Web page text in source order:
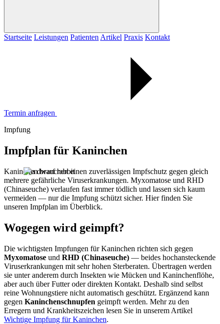
Startseite Leistungen Patienten Artikel Praxis Kontakt
Termin anfragen
Impfung
Impfplan für Kaninchen
Kaninchen brauchen einen zuverlässigen Impfschutz gegen gleich
mehrere gefährliche Viruserkrankungen. Myxomatose und RHD
(Chinaseuche) verlaufen fast immer tödlich und lassen sich kaum
vermeiden — nur die Impfung schützt sicher. Hier finden Sie
unseren Impfplan im Überblick.
Wogegen wird geimpft?
Die wichtigsten Impfungen für Kaninchen richten sich gegen
Myxomatose und RHD (Chinaseuche) — beides hochansteckende
Viruserkrankungen mit sehr hohen Sterberaten. Übertragen werden
sie unter anderem durch Insekten wie Mücken und Kaninchenflöhe,
aber auch über Futter oder direkten Kontakt. Deshalb sind selbst
reine Wohnungstiere nicht automatisch geschützt. Ergänzend kann
gegen Kaninchenschnupfen geimpft werden. Mehr zu den
Erregern und Krankheitszeichen lesen Sie in unserem Artikel
Wichtige Impfung für Kaninchen.